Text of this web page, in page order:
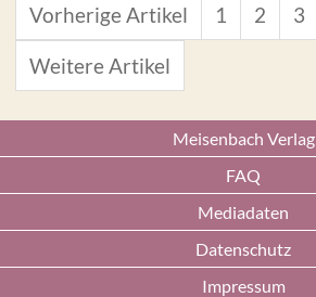
Vorherige Artikel 1 2 3
Weitere Artikel
Meisenbach Verlag
FAQ
Mediadaten
Datenschutz
Impressum